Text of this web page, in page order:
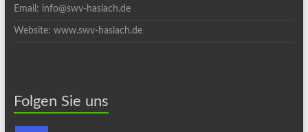
Email: info@swv-haslach.de
Website: www.swv-haslach.de
Folgen Sie uns